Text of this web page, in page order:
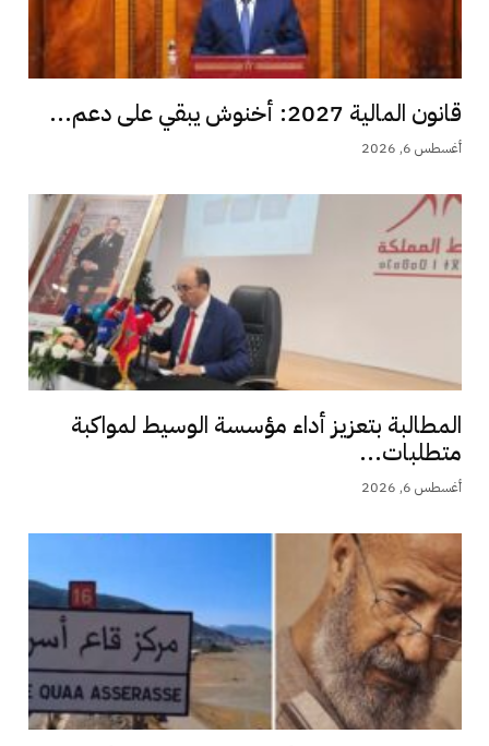
قانون المالية 2027: أخنوش يبقي على دعم...
أغسطس 6, 2026
المطالبة بتعزيز أداء مؤسسة الوسيط لمواكبة
متطلبات...
أغسطس 6, 2026